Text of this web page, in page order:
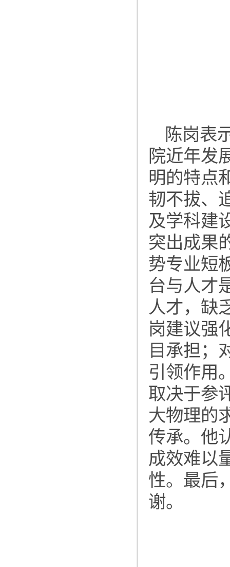
陈岗表
院近年发
明的特点
韧不拔、
及学科建
突出成果
势专业短
台与人才
人才，缺
岗建议强
目承担；
引领作用
取决于参
大物理的
传承。他
成效难以
性。最后
谢。